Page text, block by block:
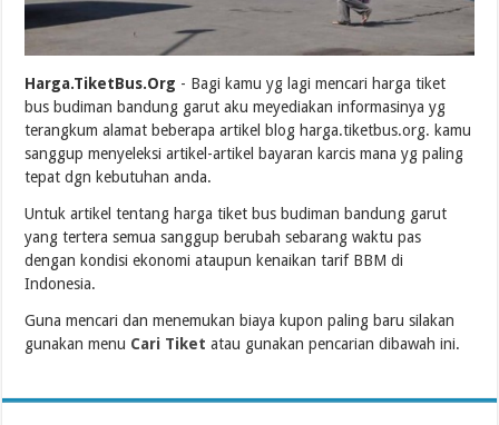
Harga.TiketBus.Org - Bagi kamu yg lagi mencari harga tiket
bus budiman bandung garut aku meyediakan informasinya yg
terangkum alamat beberapa artikel blog harga.tiketbus.org. kamu
sanggup menyeleksi artikel-artikel bayaran karcis mana yg paling
tepat dgn kebutuhan anda.
Untuk artikel tentang harga tiket bus budiman bandung garut
yang tertera semua sanggup berubah sebarang waktu pas
dengan kondisi ekonomi ataupun kenaikan tarif BBM di
Indonesia.
Guna mencari dan menemukan biaya kupon paling baru silakan
gunakan menu Cari Tiket atau gunakan pencarian dibawah ini.